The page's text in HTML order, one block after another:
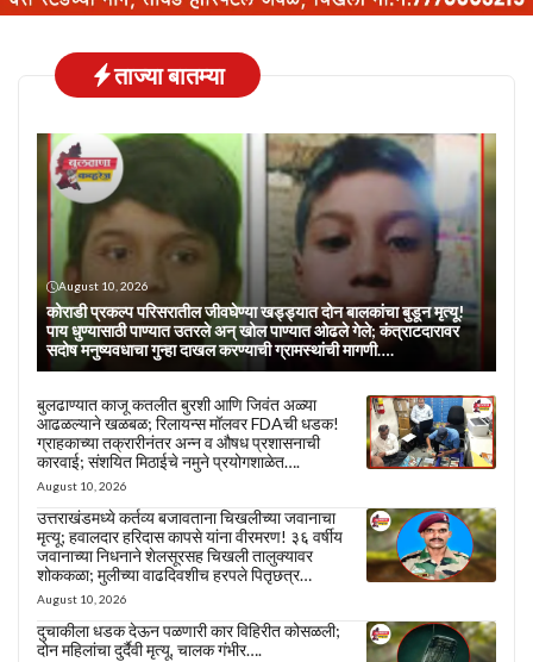
ताज्या बातम्या
August 10, 2026
कोराडी प्रकल्प परिसरातील जीवघेण्या खड्ड्यात दोन बालकांचा बुडून मृत्यू!
पाय धुण्यासाठी पाण्यात उतरले अन् खोल पाण्यात ओढले गेले; कंत्राटदारावर
सदोष मनुष्यवधाचा गुन्हा दाखल करण्याची ग्रामस्थांची मागणी….
बुलढाण्यात काजू कतलीत बुरशी आणि जिवंत अळ्या
आढळल्याने खळबळ; रिलायन्स मॉलवर FDAची धडक!
ग्राहकाच्या तक्रारीनंतर अन्न व औषध प्रशासनाची
कारवाई; संशयित मिठाईचे नमुने प्रयोगशाळेत….
August 10, 2026
उत्तराखंडमध्ये कर्तव्य बजावताना चिखलीच्या जवानाचा
मृत्यू; हवालदार हरिदास कापसे यांना वीरमरण! ३६ वर्षीय
जवानाच्या निधनाने शेलसूरसह चिखली तालुक्यावर
शोककळा; मुलीच्या वाढदिवशीच हरपले पितृछत्र…
August 10, 2026
दुचाकीला धडक देऊन पळणारी कार विहिरीत कोसळली;
दोन महिलांचा दुर्दैवी मृत्यू, चालक गंभीर….